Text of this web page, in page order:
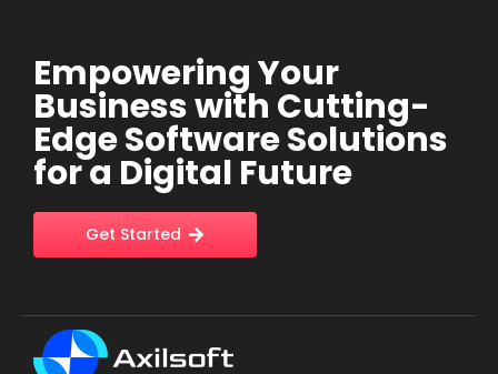
Empowering Your
Business with Cutting-
Edge Software Solutions
for a Digital Future
Get Started